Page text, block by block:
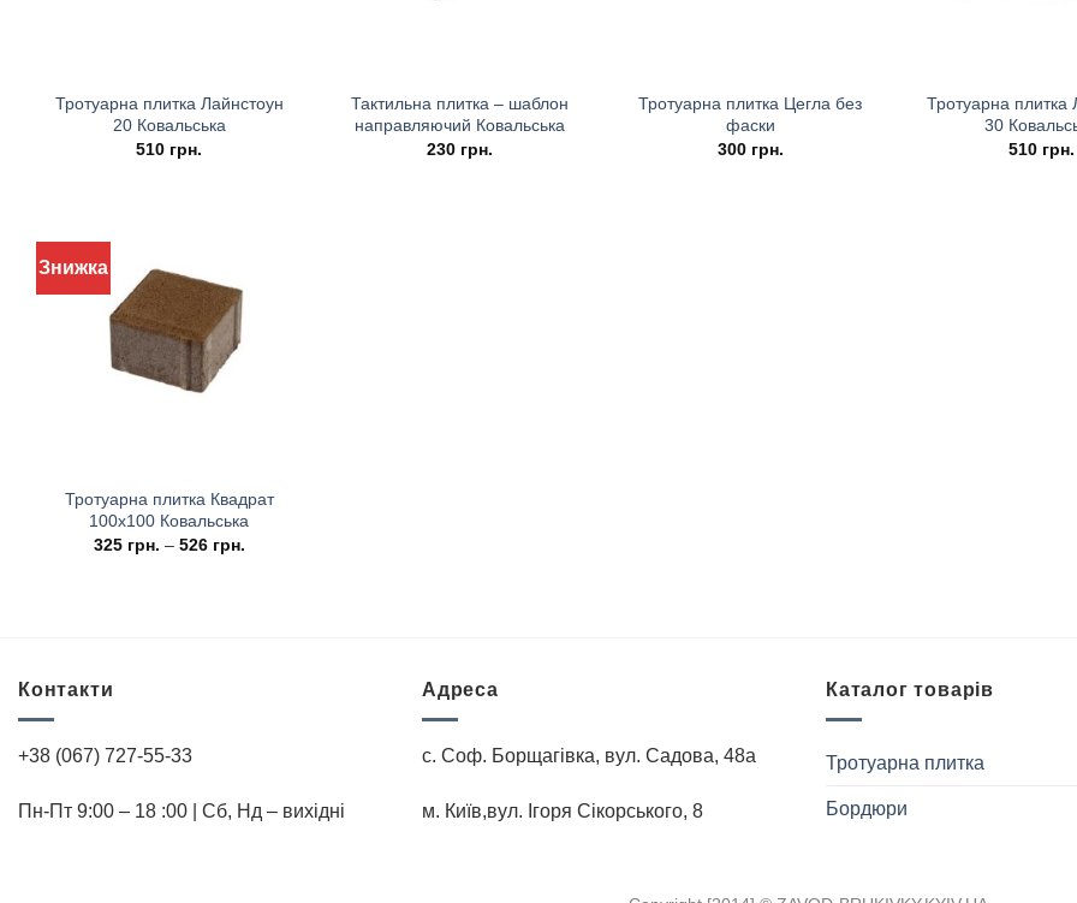
Тротуарна плитка Лайнстоун
20 Ковальська
510 грн.
Тактильна плитка – шаблон
направляючий Ковальська
230 грн.
Тротуарна плитка Цегла без
фаски
300 грн.
Тротуарна плитка
30
510 грн.
Знижка
Тротуарна плитка Квадрат
100х100 Ковальська
325 грн. – 526 грн.
Контакти
+38 (067) 727-55-33
Пн-Пт 9:00 – 18 :00 | Cб, Нд – вихідні
Адреса
с. Соф. Борщагівка, вул. Садова, 48а
м. Київ,вул. Iгоря Сiкорського, 8
Каталог товарів
Тротуарна плитка
Бордюри